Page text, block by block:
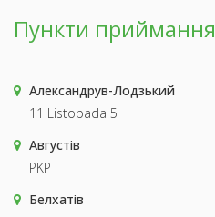
Пункти приймання
Александрув-Лодзький
11 Listopada 5
Августів
PKP
Белхатів